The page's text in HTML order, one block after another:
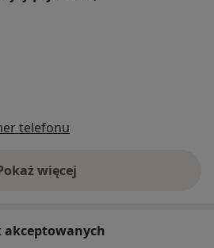
telefonu
więcej
o adresie
akceptowanych